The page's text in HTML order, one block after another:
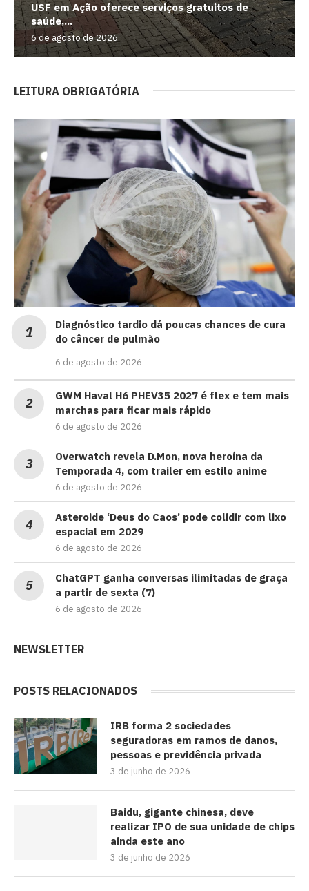
USF em Ação oferece serviços gratuitos de
saúde,...
6 de agosto de 2026
LEITURA OBRIGATÓRIA
Diagnóstico tardio dá poucas chances de cura
do câncer de pulmão
6 de agosto de 2026
GWM Haval H6 PHEV35 2027 é flex e tem mais
marchas para ficar mais rápido
6 de agosto de 2026
Overwatch revela D.Mon, nova heroína da
Temporada 4, com trailer em estilo anime
6 de agosto de 2026
Asteroide ‘Deus do Caos’ pode colidir com lixo
espacial em 2029
6 de agosto de 2026
ChatGPT ganha conversas ilimitadas de graça
a partir de sexta (7)
6 de agosto de 2026
NEWSLETTER
POSTS RELACIONADOS
IRB forma 2 sociedades
seguradoras em ramos de danos,
pessoas e previdência privada
3 de junho de 2026
Baidu, gigante chinesa, deve
realizar IPO de sua unidade de chips
ainda este ano
3 de junho de 2026